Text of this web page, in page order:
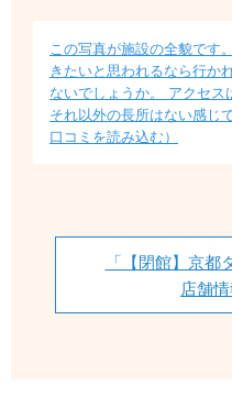
この写真が施設の全貌です
きたいと思われるなら行か
ないでしょうか。 アクセス
それ以外の長所はない感じ
口コミを読み込む）
「【閉館】京
店舗